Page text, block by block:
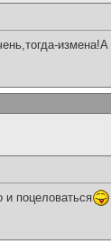
и поцеловаться